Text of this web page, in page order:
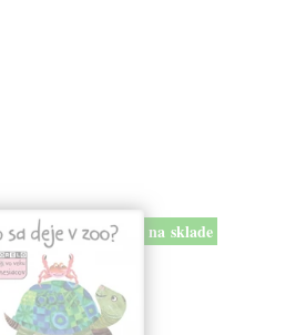
na sklade